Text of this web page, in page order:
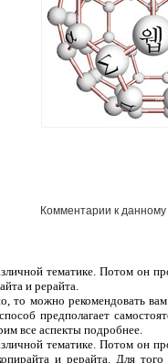
Комментарии к данному
тематике. Потом он
и рерайта.
то можно рекомендовать
предполагает
все аспекты подробнее.
тематике. Потом он
и рерайта. Для